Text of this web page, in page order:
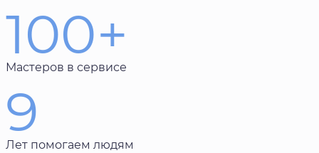
100+
Мастеров в сервисе
9
Лет помогаем людям